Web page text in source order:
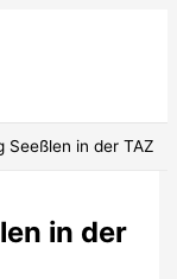
Seeßlen in der TAZ
in der